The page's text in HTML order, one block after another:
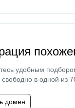
удобным
в одной из
домен